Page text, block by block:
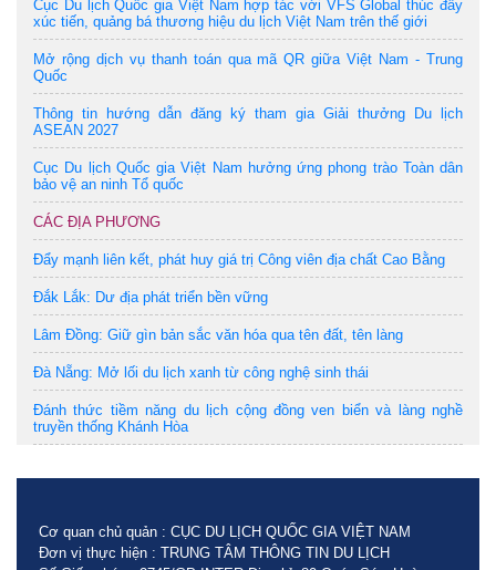
Cục Du lịch Quốc gia Việt Nam hợp tác với VFS Global thúc đẩy
xúc tiến, quảng bá thương hiệu du lịch Việt Nam trên thế giới
Mở rộng dịch vụ thanh toán qua mã QR giữa Việt Nam - Trung
Quốc
Thông tin hướng dẫn đăng ký tham gia Giải thưởng Du lịch
ASEAN 2027
Cục Du lịch Quốc gia Việt Nam hưởng ứng phong trào Toàn dân
bảo vệ an ninh Tổ quốc
CÁC ĐỊA PHƯƠNG
Đẩy mạnh liên kết, phát huy giá trị Công viên địa chất Cao Bằng
Đắk Lắk: Dư địa phát triển bền vững
Lâm Đồng: Giữ gìn bản sắc văn hóa qua tên đất, tên làng
Đà Nẵng: Mở lối du lịch xanh từ công nghệ sinh thái
Đánh thức tiềm năng du lịch cộng đồng ven biển và làng nghề
truyền thống Khánh Hòa
Cơ quan chủ quản : CỤC DU LỊCH QUỐC GIA VIỆT NAM
Đơn vị thực hiện : TRUNG TÂM THÔNG TIN DU LỊCH